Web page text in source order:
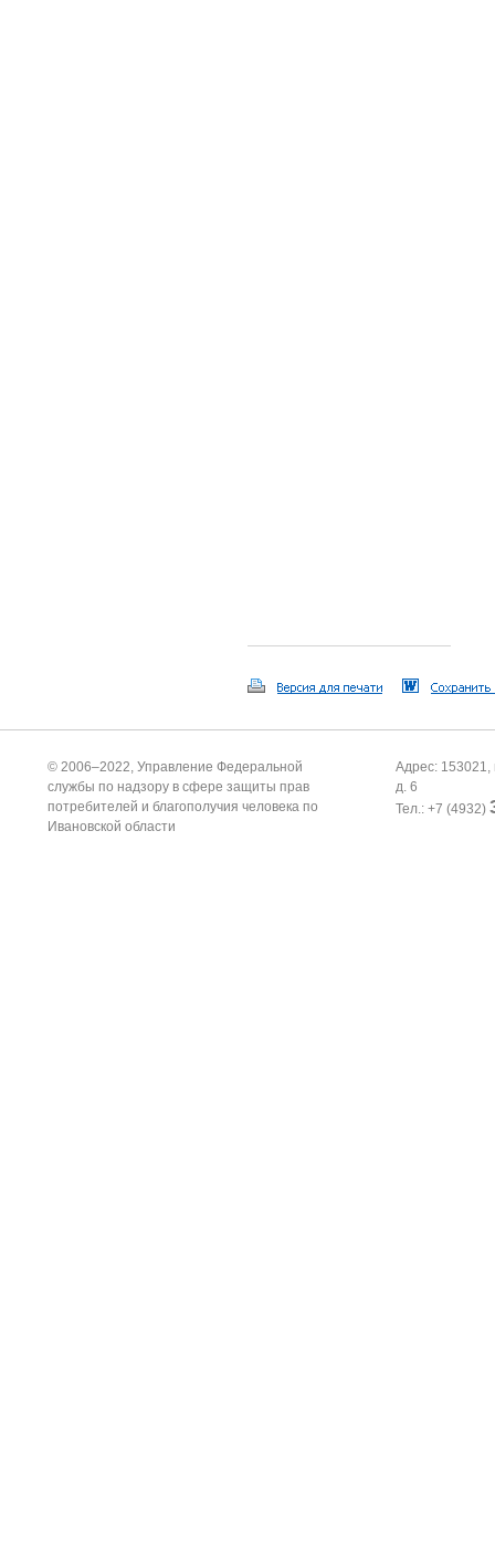
© 2006–2022, Управление Федеральной
службы по надзору в сфере защиты прав
потребителей и благополучия человека по
Ивановской области
Адрес: 153021,
д. 6
Тел.: +7 (4932)